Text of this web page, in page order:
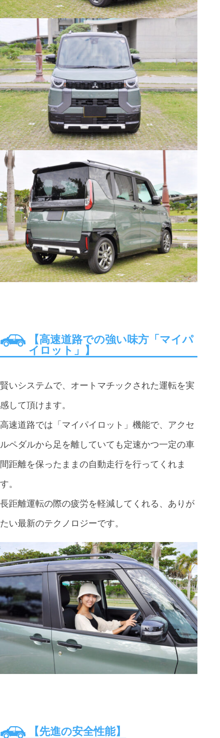
【高速道路での強い味方「マイパ
イロット」】
賢いシステムで、オートマチックされた運転を実
感して頂けます。
高速道路では「マイパイロット」機能で、アクセ
ルペダルから足を離していても定速かつ一定の車
間距離を保ったままの自動走行を行ってくれま
す。
長距離運転の際の疲労を軽減してくれる、ありが
たい最新のテクノロジーです。
【先進の安全性能】